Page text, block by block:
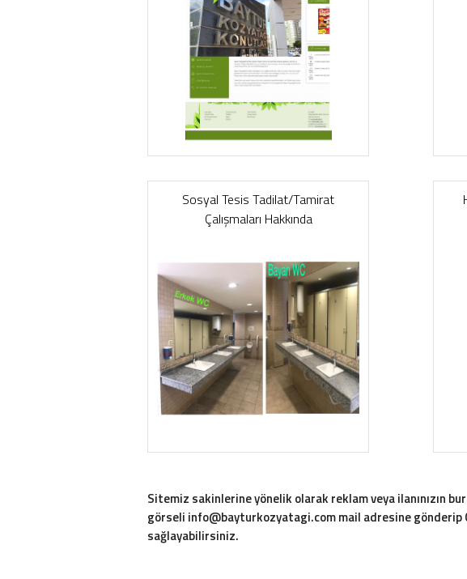
Sosyal Tesis Tadilat/Tamirat
Çalışmaları Hakkında
Sitemiz sakinlerine yönelik olarak reklam veya ilanınızın
görseli info@bayturkozyatagi.com mail adresine gönderip
sağlayabilirsiniz.